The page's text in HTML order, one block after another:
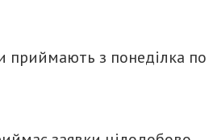
приймають з понеділка по